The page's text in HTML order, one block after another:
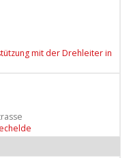
mit der Drehleiter in